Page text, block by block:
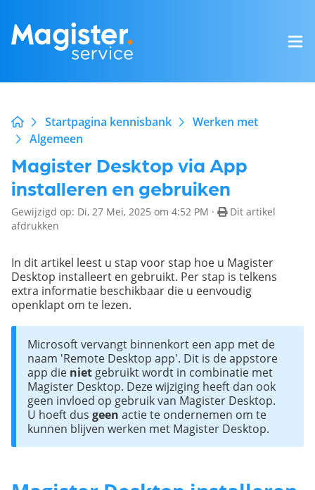
Startpagina kennisbank
Werken met
Algemeen
Magister Desktop via App
installeren en gebruiken
Gewijzigd op: Di, 27 Mei, 2025 om 4:52 PM ·
Dit artikel
afdrukken
In dit artikel leest u stap voor stap hoe u Magister
Desktop installeert en gebruikt. Per stap is telkens
extra informatie beschikbaar die u eenvoudig
openklapt om te lezen.
Microsoft vervangt binnenkort een app met de
naam 'Remote Desktop app'. Dit is de appstore
app die niet gebruikt wordt in combinatie met
Magister Desktop. Deze wijziging heeft dan ook
geen invloed op gebruik van Magister Desktop.
U hoeft dus geen actie te ondernemen om te
kunnen blijven werken met Magister Desktop.